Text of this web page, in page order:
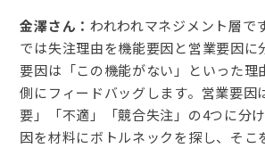
金澤さん： われわれマネジメント層で
では失注理由を機能要因と営業要因に
要因は「この機能がない」といった理
側にフィードバッグします。営業要因
要」「不適」「競合失注」の4つに分
因を材料にボトルネックを探し、そこ